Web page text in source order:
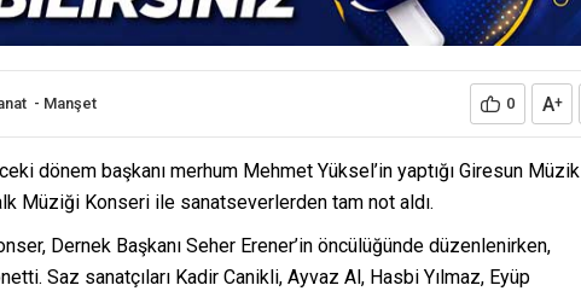
- Manşet 0 A+
dönem başkanı merhum Mehmet Yüksel’in yaptığı Giresun Müzik
Müziği Konseri ile sanatseverlerden tam not aldı.
Dernek Başkanı Seher Erener’in öncülüğünde düzenlenirken,
Saz sanatçıları Kadir Canikli, Ayvaz Al, Hasbi Yılmaz, Eyüp